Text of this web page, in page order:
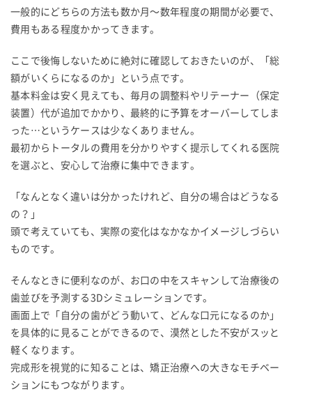
一般的にどちらの方法も数か月〜数年程度の期間が必要で、
費用もある程度かかってきます。
ここで後悔しないために絶対に確認しておきたいのが、「総
額がいくらになるのか」という点です。
基本料金は安く見えても、毎月の調整料やリテーナー（保定
装置）代が追加でかかり、最終的に予算をオーバーしてしま
った…というケースは少なくありません。
最初からトータルの費用を分かりやすく提示してくれる医院
を選ぶと、安心して治療に集中できます。
「なんとなく違いは分かったけれど、自分の場合はどうなる
の？」
頭で考えていても、実際の変化はなかなかイメージしづらい
ものです。
そんなときに便利なのが、お口の中をスキャンして治療後の
歯並びを予測する3Dシミュレーションです。
画面上で「自分の歯がどう動いて、どんな口元になるのか」
を具体的に見ることができるので、漠然とした不安がスッと
軽くなります。
完成形を視覚的に知ることは、矯正治療への大きなモチベー
ションにもつながります。